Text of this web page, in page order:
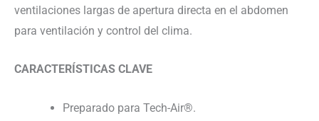
ventilaciones largas de apertura directa en el abdomen
para ventilación y control del clima.
CARACTERÍSTICAS CLAVE
Preparado para Tech-Air®.